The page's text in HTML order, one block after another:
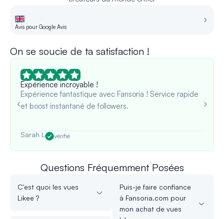
Avis pour Google Avis
On se soucie de ta satisfaction !
Expérience incroyable !
Expérience fantastique avec Fansoria ! Service rapide
et boost instantané de followers.
Sarah L vérifié
Questions Fréquemment Posées
C'est quoi les vues
Likee ?
Puis-je faire confiance
à Fansoria.com pour
mon achat de vues